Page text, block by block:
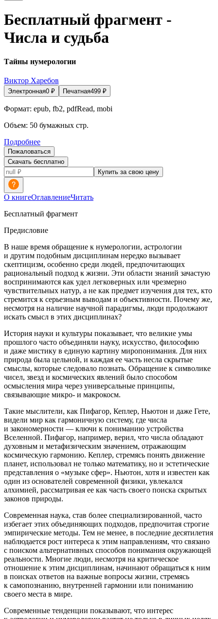
Бесплатный фрагмент -
Числа и судьба
Тайны нумерологии
Виктор Харебов
Электронная0 ₽ Печатная499 ₽
Формат: epub, fb2, pdfRead, mobi
Объем: 50 бумажных стр.
Подробнее
Пожаловаться
Скачать бесплатно
Купить за свою цену
О книгеОглавлениеЧитать
Бесплатный фрагмент
Предисловие
В наше время обращение к нумерологии, астрологии
и другим подобным дисциплинам нередко вызывает
скептицизм, особенно среди людей, предпочитающих
рациональный подход к жизни. Эти области знаний зачастую
воспринимаются как удел легковерных или чрезмерно
чувствительных натур, а не как предмет изучения для тех, кто
стремится к серьезным выводам и объективности. Почему же,
несмотря на наличие научной парадигмы, люди продолжают
искать смысл в этих дисциплинах?
История науки и культуры показывает, что великие умы
прошлого часто объединяли науку, искусство, философию
и даже мистику в единую картину миропонимания. Для них
природа была цельной, и каждая ее часть несла скрытые
смыслы, которые следовало познать. Обращение к символике
чисел, звезд и космических явлений было способом
осмысления мира через универсальные принципы,
связывающие микро- и макрокосм.
Такие мыслители, как Пифагор, Кеплер, Ньютон и даже Гете,
видели мир как гармоничную систему, где числа
и закономерности — ключи к пониманию устройства
Вселенной. Пифагор, например, верил, что числа обладают
духовным и метафизическим значением, отражающим
космическую гармонию. Кеплер, стремясь понять движение
планет, использовал не только математику, но и эстетические
представления о «музыке сфер». Ньютон, хотя и известен как
один из основателей современной физики, увлекался
алхимией, рассматривая ее как часть своего поиска скрытых
законов природы.
Современная наука, став более специализированной, часто
избегает этих объединяющих подходов, предпочитая строгие
эмпирические методы. Тем не менее, в последние десятилетия
наблюдается рост интереса к этим направлениям, что связано
с поиском альтернативных способов понимания окружающей
реальности. Многие люди, несмотря на критическое
отношение к этим дисциплинам, начинают обращаться к ним
в поисках ответов на важные вопросы жизни, стремясь
к самопознанию, внутренней гармонии или пониманию
своего места в мире.
Современные тенденции показывают, что интерес